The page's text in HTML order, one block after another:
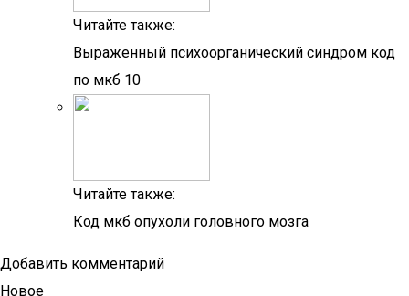
Читайте также:
Выраженный психоорганический синдром код
по мкб 10
Читайте также:
Код мкб опухоли головного мозга
Добавить комментарий
Новое